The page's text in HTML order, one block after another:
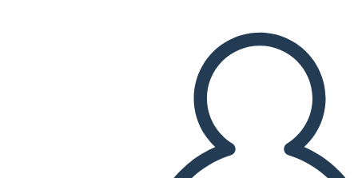
मुझे पढ़कर सुनाओ